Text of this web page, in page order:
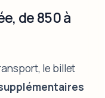
de 850 à
le billet